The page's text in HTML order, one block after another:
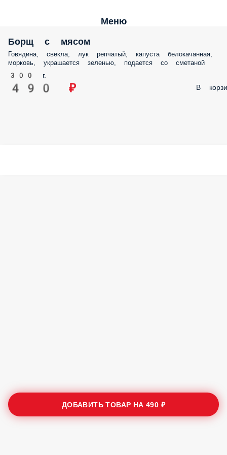
Меню
Борщ с мясом
Говядина, свекла, лук репчатый, капуста белокачанная,
морковь, украшается зеленью, подается со сметаной
300 г.
490 ₽ В
ДОБАВИТЬ ТОВАР НА490 ₽